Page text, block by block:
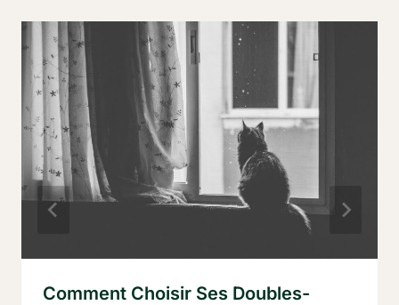
Comment Choisir Ses Doubles-